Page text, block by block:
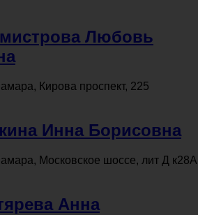
Любовь
Кирова проспект, 225
Инна Борисовна
Московское шоссе, лит Д к28А
Анна